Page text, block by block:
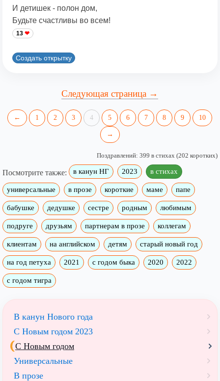
И детишек - полон дом,
Будьте счастливы во всем!
13
Создать открытку
Следующая страница →
← 1 2 3 4 5 6 7 8 9 10
→
Поздравлений: 399 в стихах (202 коротких)
Посмотрите также: в канун НГ 2023 в стихах
универсальные в прозе короткие маме папе
бабушке дедушке сестре родным любимым
подруге друзьям партнерам в прозе коллегам
клиентам на английском детям старый новый год
на год петуха 2021 с годом быка 2020 2022
с годом тигра
В канун Нового года
С Новым годом 2023
С Новым годом
Универсальные
В прозе